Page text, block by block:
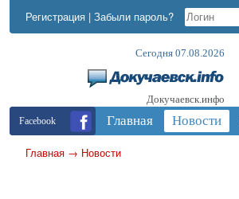
Регистрация | Забыли пароль?
Сегодня 07.08.2026
Докучаевск.инфо
Facebook Главная Новости
Главная → Новости